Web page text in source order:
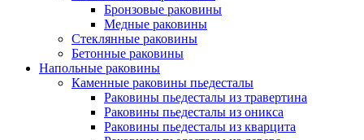
Бронзовые раковины
Медные раковины
Стеклянные раковины
Бетонные раковины
Напольные раковины
Каменные раковины пьедесталы
Раковины пьедесталы из травертина
Раковины пьедесталы из оникса
Раковины пьедесталы из кварцита